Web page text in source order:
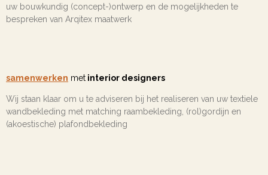
uw bouwkundig (concept-)ontwerp en de mogelijkheden te
bespreken van Arqitex maatwerk
samenwerken met interior designers
Wij staan klaar om u te adviseren bij het realiseren van uw textiele
wandbekleding met matching raambekleding, (rol)gordijn en
(akoestische) plafondbekleding